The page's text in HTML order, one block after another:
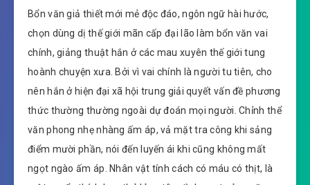
Bổn văn giả thiết mới mẻ độc đáo, ngôn ngữ hài hước,
chọn dùng dị thế giới mãn cấp đại lão làm bổn văn vai
chính, giảng thuật hắn ở các mau xuyên thế giới tung
hoành chuyện xưa. Bởi vì vai chính là người tu tiên, cho
nên hắn ở hiện đại xã hội trung giải quyết vấn đề phương
thức thường thường ngoài dự đoán mọi người. Chỉnh thể
văn phong nhẹ nhàng ấm áp, vả mặt tra công khi sảng
điểm mười phần, nói đến luyến ái khi cũng không mất
ngọt ngào ấm áp. Nhân vật tính cách có máu có thịt, là